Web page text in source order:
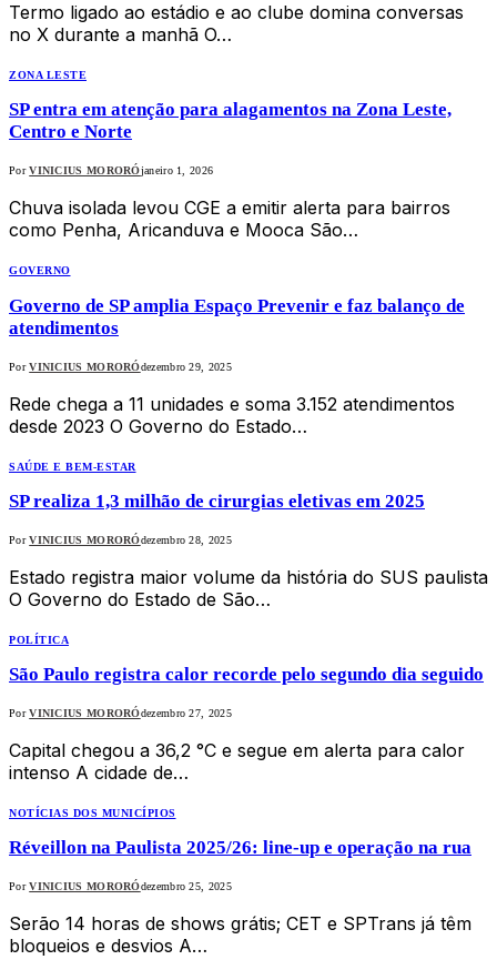
Termo ligado ao estádio e ao clube domina conversas
no X durante a manhã O…
ZONA LESTE
SP entra em atenção para alagamentos na Zona Leste,
Centro e Norte
Por VINICIUS MORORÓjaneiro 1, 2026
Chuva isolada levou CGE a emitir alerta para bairros
como Penha, Aricanduva e Mooca São…
GOVERNO
Governo de SP amplia Espaço Prevenir e faz balanço de
atendimentos
Por VINICIUS MORORÓdezembro 29, 2025
Rede chega a 11 unidades e soma 3.152 atendimentos
desde 2023 O Governo do Estado…
SAÚDE E BEM-ESTAR
SP realiza 1,3 milhão de cirurgias eletivas em 2025
Por VINICIUS MORORÓdezembro 28, 2025
Estado registra maior volume da história do SUS paulista
O Governo do Estado de São…
POLÍTICA
São Paulo registra calor recorde pelo segundo dia seguido
Por VINICIUS MORORÓdezembro 27, 2025
Capital chegou a 36,2 °C e segue em alerta para calor
intenso A cidade de…
NOTÍCIAS DOS MUNICÍPIOS
Réveillon na Paulista 2025/26: line-up e operação na rua
Por VINICIUS MORORÓdezembro 25, 2025
Serão 14 horas de shows grátis; CET e SPTrans já têm
bloqueios e desvios A…